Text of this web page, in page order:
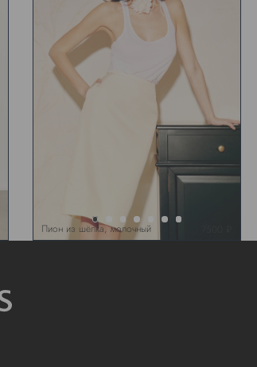
Пион из шёлка, молочный